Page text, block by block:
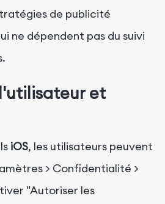
de publicité
ne dépendent pas du suivi
et
iOS, les utilisateurs peuvent
> Confidentialité >
"Autoriser les